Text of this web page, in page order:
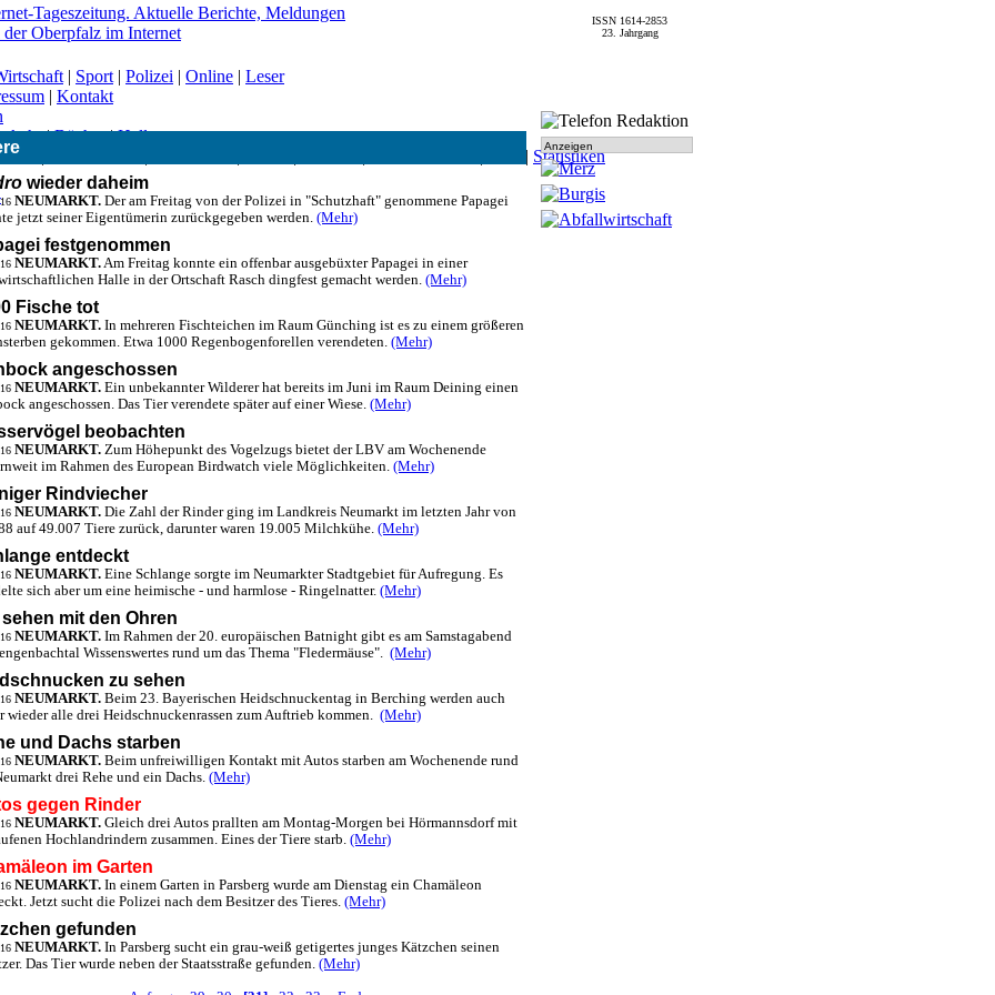
wieder daheim
NEUMARKT. Der am Freitag von der Polizei in "Schutzhaft" genommene Papagei
jetzt seiner Eigentümerin zurückgegeben werden. (Mehr)
festgenommen
NEUMARKT.Am Freitag konnte ein offenbar ausgebüxter Papagei in einer
Halle in der Ortschaft Rasch dingfest gemacht werden. (Mehr)
Fische tot
NEUMARKT. In mehreren Fischteichen im Raum Günching ist es zu einem größeren
gekommen. Etwa 1000 Regenbogenforellen verendeten. (Mehr)
angeschossen
NEUMARKT. Ein unbekannter Wilderer hat bereits im Juni im Raum Deining einen
angeschossen. Das Tier verendete später auf einer Wiese. (Mehr)
beobachten
NEUMARKT. Zum Höhepunkt des Vogelzugs bietet der LBV am Wochenende
im Rahmen des European Birdwatch viele Möglichkeiten. (Mehr)
Rindviecher
NEUMARKT. Die Zahl der Rinder ging im Landkreis Neumarkt im letzten Jahr von
auf 49.007 Tiere zurück, darunter waren 19.005 Milchkühe. (Mehr)
entdeckt
NEUMARKT. Eine Schlange sorgte im Neumarkter Stadtgebiet für Aufregung. Es
sich aber um eine heimische - und harmlose - Ringelnatter. (Mehr)
mit den Ohren
NEUMARKT. Im Rahmen der 20. europäischen Batnight gibt es am Samstagabend
Wissenswertes rund um das Thema "Fledermäuse". (Mehr)
zu sehen
NEUMARKT. Beim 23. Bayerischen Heidschnuckentag in Berching werden auch
wieder alle drei Heidschnuckenrassen zum Auftrieb kommen. (Mehr)
und Dachs starben
NEUMARKT. Beim unfreiwilligen Kontakt mit Autos starben am Wochenende rund
drei Rehe und ein Dachs. (Mehr)
gegen Rinder
NEUMARKT. Gleich drei Autos prallten am Montag-Morgen bei Hörmannsdorf mit
Hochlandrindern zusammen. Eines der Tiere starb. (Mehr)
im Garten
NEUMARKT. In einem Garten in Parsberg wurde am Dienstag ein Chamäleon
Jetzt sucht die Polizei nach dem Besitzer des Tieres. (Mehr)
gefunden
NEUMARKT. In Parsberg sucht ein grau-weiß getigertes junges Kätzchen seinen
Das Tier wurde neben der Staatsstraße gefunden. (Mehr)
Anzeigen
ISSN 1614-2853
23. Jahrgang
| Sport | Polizei | Online | Leser
| Kontakt
|Bücher|Hallo
CSU | Statistiken